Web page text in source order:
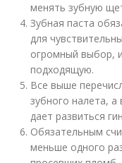
менять зубную
Зубная паста
для
огромный выбор,
подходящую.
Все выше
зубного налета,
дает развиться
Обязательным
меньше одного